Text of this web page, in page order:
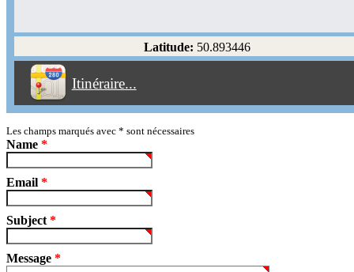
Latitude: 50.893446
Itinéraire...
Éviter les autoroutes
Éviter les péages
Partir! Reset
Les champs marqués avec * sont nécessaires
Name *
Email *
Subject *
Message *